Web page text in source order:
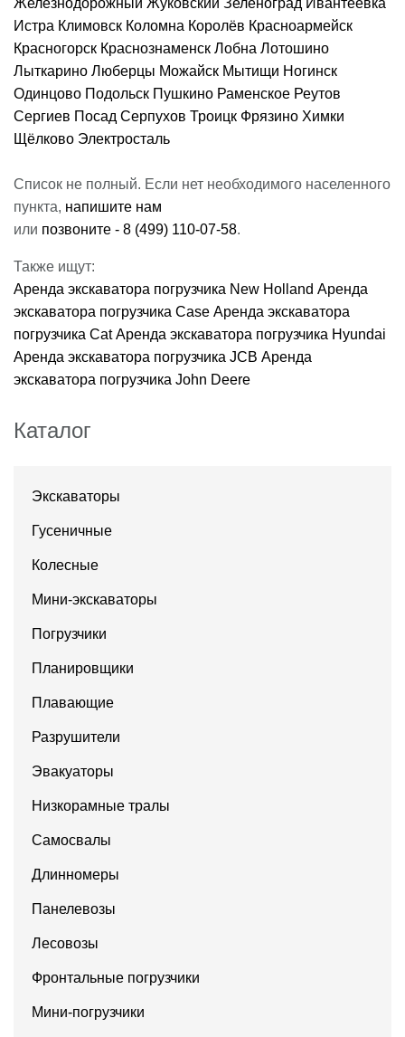
Истра Климовск Коломна Королёв Красноармейск
Красногорск Краснознаменск Лобна Лотошино
Лыткарино Люберцы Можайск Мытищи Ногинск
Одинцово Подольск Пушкино Раменское Реутов
Сергиев Посад Серпухов Троицк Фрязино Химки
Щёлково Электросталь
Список не полный. Если нет необходимого населенного
пункта, напишите нам
или позвоните - 8 (499) 110-07-58.
Также ищут:
Аренда экскаватора погрузчика New Holland Аренда
экскаватора погрузчика Case Аренда экскаватора
погрузчика Cat Аренда экскаватора погрузчика Hyundai
Аренда экскаватора погрузчика JCB Аренда
экскаватора погрузчика John Deere
Каталог
Экскаваторы
Гусеничные
Колесные
Мини-экскаваторы
Погрузчики
Планировщики
Плавающие
Разрушители
Эвакуаторы
Низкорамные тралы
Самосвалы
Длинномеры
Панелевозы
Лесовозы
Фронтальные погрузчики
Мини-погрузчики